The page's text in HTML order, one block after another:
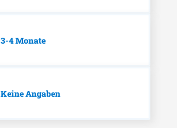
3-4 Monate
Keine Angaben